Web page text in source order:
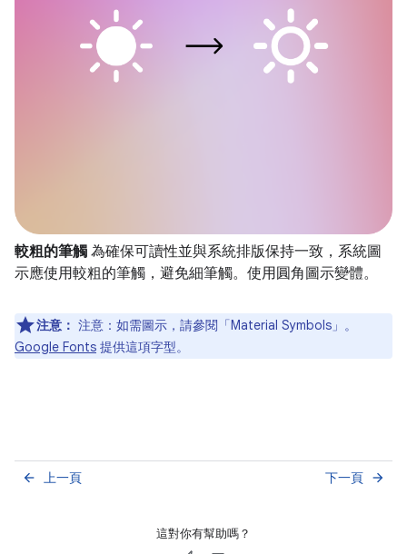
較粗的筆觸 為確保可讀性並與系統排版保持一致，系統圖
示應使用較粗的筆觸，避免細筆觸。使用圓角圖示變體。
注意： 注意：如需圖示，請參閱「Material Symbols」。
Google Fonts 提供這項字型。
上一頁
arrow_back 下一頁 arrow_forward
這對你有幫助嗎？